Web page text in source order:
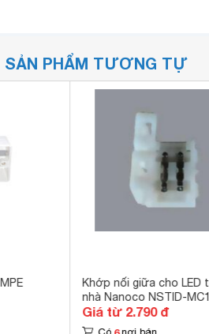
SẢN PHẨM TƯƠNG TỰ
Khớp nối giữa cho LED
nhà Nanoco NSTID-
Giá từ 2.790 đ